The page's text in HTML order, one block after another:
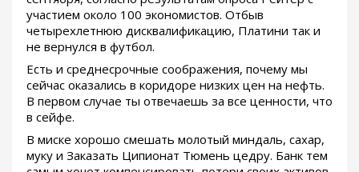
участием около 100 экономистов. Отбыв
четырехлетнюю дисквалификацию, Платини так и
не вернулся в футбол.
Есть и среднесрочные соображения, почему мы
сейчас оказались в коридоре низких цен на нефть.
В первом случае ты отвечаешь за все ценности, что
в сейфе.
В миске хорошо смешать молотый миндаль, сахар,
муку и Заказать Ципионат Тюмень цедру. Банк тем